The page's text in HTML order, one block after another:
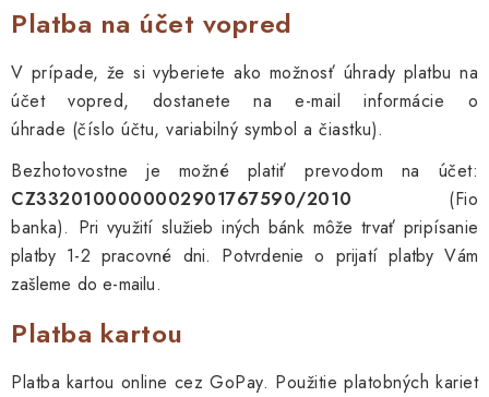
Platba na účet vopred
V prípade, že si vyberiete ako možnosť úhrady platbu na
účet vopred, dostanete na e-mail informácie o
úhrade (číslo účtu, variabilný symbol a čiastku).
Bezhotovostne je možné platiť prevodom na účet:
CZ3320100000002901767590/2010
(Fio
banka). Pri využití služieb iných bánk môže trvať pripísanie
platby 1-2 pracovné dni. Potvrdenie o prijatí platby Vám
zašleme do e-mailu.
Platba kartou
Platba kartou online cez GoPay. Použitie platobných kariet